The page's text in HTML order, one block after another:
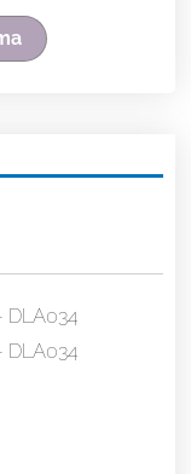
DLA034
DLA034